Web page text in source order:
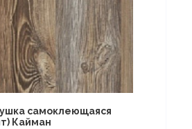
самоклеющаяся
Кайман